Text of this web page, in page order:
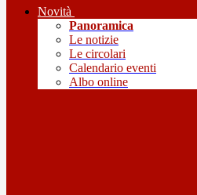
Novità
Panoramica
Le notizie
Le circolari
Calendario eventi
Albo online